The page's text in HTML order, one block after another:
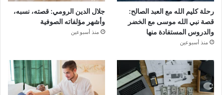
رحلة كليم الله مع العبد الصالح:
قصة نبي الله موسى مع الخضر
والدروس المستفادة منها
منذ أسبوعين
جلال الدين الرومي: قصته، نسبه،
وأشهر مؤلفاته الصوفية
منذ أسبوعين